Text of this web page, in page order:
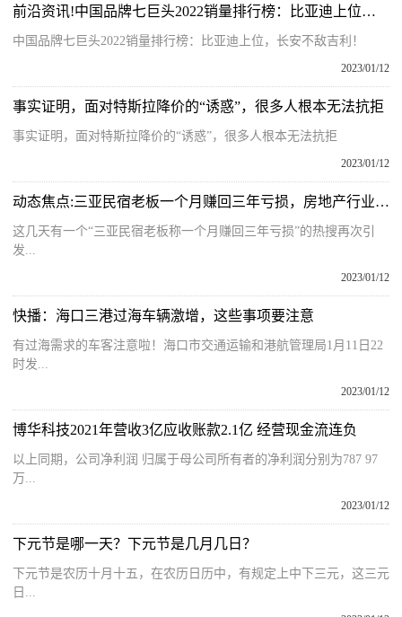
前沿资讯!中国品牌七巨头2022销量排行榜：比亚迪上位，长安不敌吉利！
中国品牌七巨头2022销量排行榜：比亚迪上位，长安不敌吉利！
2023/01/12
事实证明，面对特斯拉降价的“诱惑”，很多人根本无法抗拒
事实证明，面对特斯拉降价的“诱惑”，很多人根本无法抗拒
2023/01/12
动态焦点:三亚民宿老板一个月赚回三年亏损，房地产行业能否迎来春暖花开？
这几天有一个“三亚民宿老板称一个月赚回三年亏损”的热搜再次引
发...
2023/01/12
快播：海口三港过海车辆激增，这些事项要注意
有过海需求的车客注意啦！海口市交通运输和港航管理局1月11日22
时发...
2023/01/12
博华科技2021年营收3亿应收账款2.1亿 经营现金流连负
以上同期，公司净利润 归属于母公司所有者的净利润分别为787 97
万...
2023/01/12
下元节是哪一天？下元节是几月几日？
下元节是农历十月十五，在农历日历中，有规定上中下三元，这三元
日...